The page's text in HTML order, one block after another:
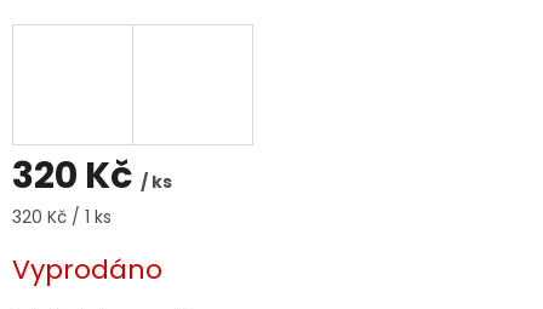
320 Kč / ks
Měrná
320 Kč / 1 ks
Vyprodáno